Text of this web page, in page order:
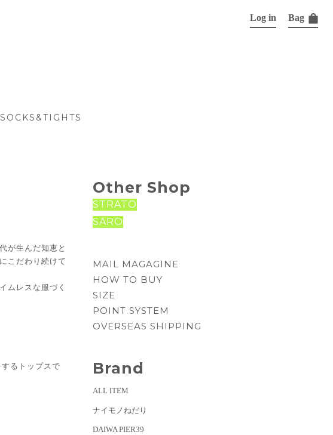
SOCKS&TIGHTS
Log in Bag
が生んだ知恵と
こだわり続けて
ムレスな服づく
るトップスで
Other Shop
STRATO
SARO
MAIL MAGAGINE
HOW TO BUY
SIZE
POINT SYSTEM
OVERSEAS SHIPPING
Brand
ALL ITEM
ナイモノねだり
DAIWA PIER39